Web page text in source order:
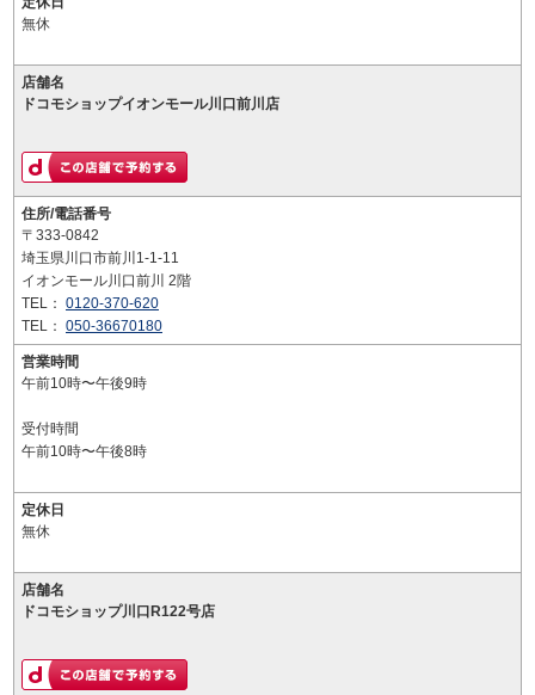
無休
店舗名
ドコモショップイオンモール川口前川店
住所/電話番号
〒333-0842
埼玉県川口市前川1-1-11
イオンモール川口前川 2階
TEL： 0120-370-620
TEL： 050-36670180
営業時間
午前10時〜午後9時
受付時間
午前10時〜午後8時
定休日
無休
店舗名
ドコモショップ川口R122号店